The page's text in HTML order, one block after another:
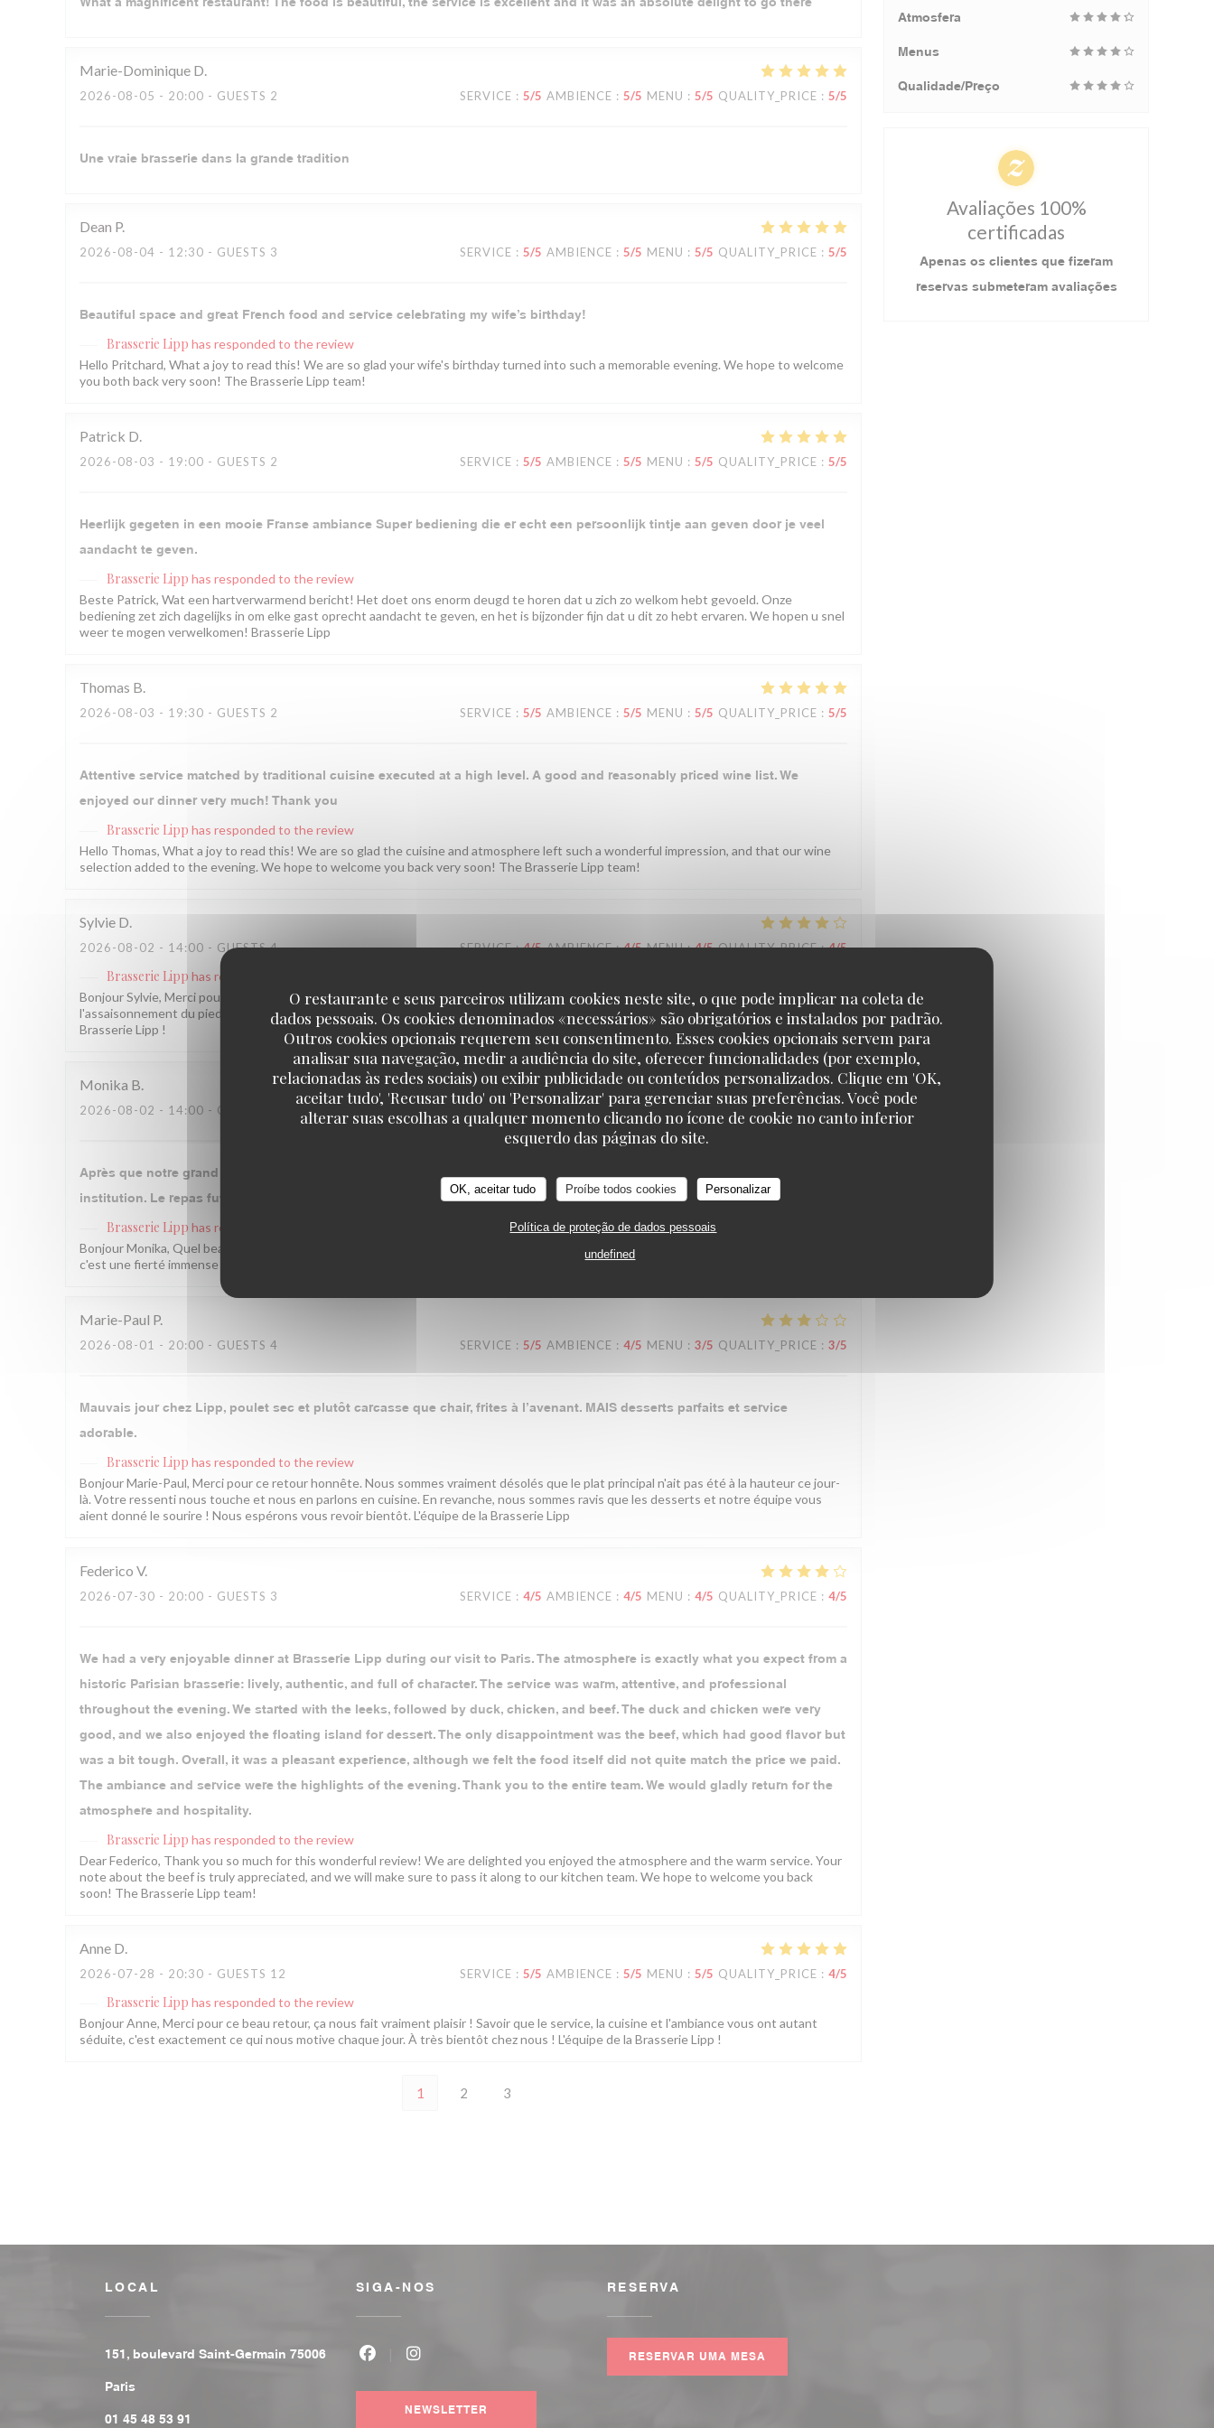
O restaurante e seus parceiros utilizam cookies neste site, o que pode implicar na coleta de
dados pessoais. Os cookies denominados «necessários» são obrigatórios e instalados por padrão.
Outros cookies opcionais requerem seu consentimento. Esses cookies opcionais servem para
analisar sua navegação, medir a audiência do site, oferecer funcionalidades (por exemplo,
relacionadas às redes sociais) ou exibir publicidade ou conteúdos personalizados. Clique em 'OK,
aceitar tudo', 'Recusar tudo' ou 'Personalizar' para gerenciar suas preferências. Você pode
alterar suas escolhas a qualquer momento clicando no ícone de cookie no canto inferior
esquerdo das páginas do site.
OK, aceitar tudo Proíbe todos cookies Personalizar
Política de proteção de dados pessoais
undefined
Marie-Dominique D
2026-08-05 - 20:00 - GUESTS 2 SERVICE : 5/5 AMBIENCE : 5/5 MENU : 5/5 QUALITY_PRICE : 5/5
Une vraie brasserie dans la grande tradition
Dean P
2026-08-04 - 12:30 - GUESTS 3 SERVICE : 5/5 AMBIENCE : 5/5 MENU : 5/5 QUALITY_PRICE : 5/5
Beautiful space and great French food and service celebrating my wife’s birthday!
Brasserie Lipp has responded to the review
Hello Pritchard, What a joy to read this! We are so glad your wife's birthday turned into such a memorable evening. We hope to welcome
you both back very soon! The Brasserie Lipp team!
Patrick D
2026-08-03 - 19:00 - GUESTS 2 SERVICE : 5/5 AMBIENCE : 5/5 MENU : 5/5 QUALITY_PRICE : 5/5
Heerlijk gegeten in een mooie Franse ambiance Super bediening die er echt een persoonlijk tintje aan geven door je veel
aandacht te geven.
Brasserie Lipp has responded to the review
Beste Patrick, Wat een hartverwarmend bericht! Het doet ons enorm deugd te horen dat u zich zo welkom hebt gevoeld. Onze
bediening zet zich dagelijks in om elke gast oprecht aandacht te geven, en het is bijzonder fijn dat u dit zo hebt ervaren. We hopen u snel
weer te mogen verwelkomen! Brasserie Lipp
Thomas B
2026-08-03 - 19:30 - GUESTS 2 SERVICE : 5/5 AMBIENCE : 5/5 MENU : 5/5 QUALITY_PRICE : 5/5
Attentive service matched by traditional cuisine executed at a high level. A good and reasonably priced wine list. We
enjoyed our dinner very much! Thank you
Brasserie Lipp has responded to the review
Hello Thomas, What a joy to read this! We are so glad the cuisine and atmosphere left such a wonderful impression, and that our wine
selection added to the evening. We hope to welcome you back very soon! The Brasserie Lipp team!
Sylvie D
2026-08-02 - 14:00 - GUESTS 4 SERVICE: 4/5 AMBIENCE: 4/5 MENU: 4/5 QUALITY_PRICE: 4/5
Brasserie Lipp has responded to the review
Bonjour Sylvie, Merci pour ce retour sincère ! Nous sommes ravis que vous ayez passé un bon moment chez nous. Votre remarque sur
l'assaisonnement du pied de porc est bien notée et transmise en cuisine. À très bientôt dans notre établissement ! L'équipe de la
Brasserie Lipp !
Monika B
2026-08-02 - 14:00 - GUESTS 2 SERVICE AMBIENCE: MENU : QUALITY_PRICE /5
Après que notre grand mère qui y a fêté la libération en 1945, ce fut l’occasion avec mon époux de venir dans cette
institution. Le repas fut très bon et copieux
Brasserie Lipp has responded to the review
Bonjour Monika, Quel beau message, merci du fond du cœur ! Savoir que notre établissement traverse les générations de votre famille,
c'est une fierté immense pour nous. On espère vous revoir bientôt ! L'équipe de la Brasserie Lipp !
Marie-Paul P
2026-08-01 - 20:00 - GUESTS 4 SERVICE : 5/5 AMBIENCE : 4/5 MENU : 3/5 QUALITY_PRICE : 3/5
Mauvais jour chez Lipp, poulet sec et plutôt carcasse que chair, frites à l’avenant. MAIS desserts parfaits et service
adorable.
Brasserie Lipp has responded to the review
Bonjour Marie-Paul, Merci pour ce retour honnête. Nous sommes vraiment désolés que le plat principal n'ait pas été à la hauteur ce jour-
là. Votre ressenti nous touche et nous en parlons en cuisine. En revanche, nous sommes ravis que les desserts et notre équipe vous
aient donné le sourire ! Nous espérons vous revoir bientôt. L'équipe de la Brasserie Lipp
Federico V
2026-07-30 - 20:00 - GUESTS 3 SERVICE : 4/5 AMBIENCE : 4/5 MENU : 4/5 QUALITY_PRICE : 4/5
We had a very enjoyable dinner at Brasserie Lipp during our visit to Paris. The atmosphere is exactly what you expect from a
historic Parisian brasserie: lively, authentic, and full of character. The service was warm, attentive, and professional
throughout the evening. We started with the leeks, followed by duck, chicken, and beef. The duck and chicken were very
good, and we also enjoyed the floating island for dessert. The only disappointment was the beef, which had good flavor but
was a bit tough. Overall, it was a pleasant experience, although we felt the food itself did not quite match the price we paid.
The ambiance and service were the highlights of the evening. Thank you to the entire team. We would gladly return for the
atmosphere and hospitality.
Brasserie Lipp has responded to the review
Dear Federico, Thank you so much for this wonderful review! We are delighted you enjoyed the atmosphere and the warm service. Your
note about the beef is truly appreciated, and we will make sure to pass it along to our kitchen team. We hope to welcome you back
soon! The Brasserie Lipp team!
Anne D
2026-07-28 - 20:30 - GUESTS 12 SERVICE : 5/5 AMBIENCE : 5/5 MENU : 5/5 QUALITY_PRICE : 4/5
Brasserie Lipp has responded to the review
Bonjour Anne, Merci pour ce beau retour, ça nous fait vraiment plaisir ! Savoir que le service, la cuisine et l'ambiance vous ont autant
séduite, c'est exactement ce qui nous motive chaque jour. À très bientôt chez nous ! L'équipe de la Brasserie Lipp !
1 2 3
Atmosfera
Menus
Qualidade/Preço
Avaliações 100%
certificadas
Apenas os clientes que fizeram
reservas submeteram avaliações
LOCAL
151, boulevard Saint-Germain 75006
Paris((abre numa nova janela))
01 45 48 53 91
SIGA-NOS
NEWSLETTER
RESERVA
RESERVAR UMA MESA